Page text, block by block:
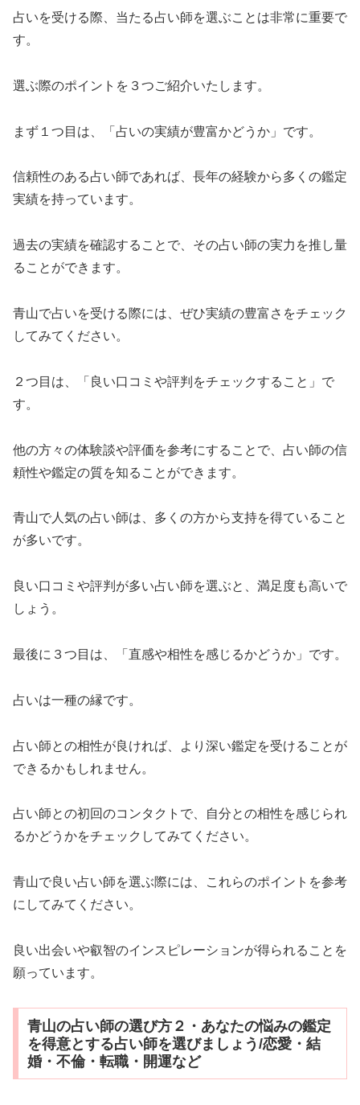
占いを受ける際、当たる占い師を選ぶことは非常に重要で
す。
選ぶ際のポイントを３つご紹介いたします。
まず１つ目は、「占いの実績が豊富かどうか」です。
信頼性のある占い師であれば、長年の経験から多くの鑑定
実績を持っています。
過去の実績を確認することで、その占い師の実力を推し量
ることができます。
青山で占いを受ける際には、ぜひ実績の豊富さをチェック
してみてください。
２つ目は、「良い口コミや評判をチェックすること」で
す。
他の方々の体験談や評価を参考にすることで、占い師の信
頼性や鑑定の質を知ることができます。
青山で人気の占い師は、多くの方から支持を得ていること
が多いです。
良い口コミや評判が多い占い師を選ぶと、満足度も高いで
しょう。
最後に３つ目は、「直感や相性を感じるかどうか」です。
占いは一種の縁です。
占い師との相性が良ければ、より深い鑑定を受けることが
できるかもしれません。
占い師との初回のコンタクトで、自分との相性を感じられ
るかどうかをチェックしてみてください。
青山で良い占い師を選ぶ際には、これらのポイントを参考
にしてみてください。
良い出会いや叡智のインスピレーションが得られることを
願っています。
青山の占い師の選び方２・あなたの悩みの鑑定
を得意とする占い師を選びましょう/恋愛・結
婚・不倫・転職・開運など